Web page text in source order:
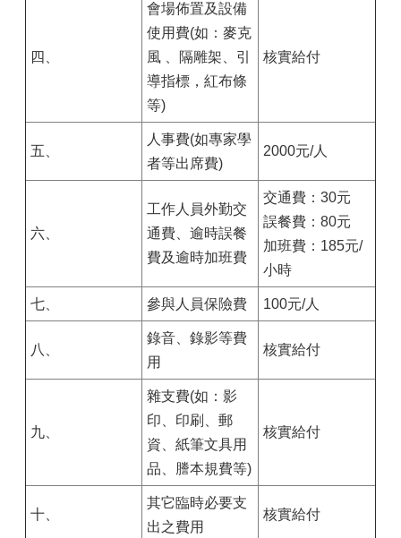
四、
會場佈置及設備
使用費(如：麥克
風 、隔雕架、引
導指標，紅布條
等)
核實給付
五、
人事費(如專家學
者等出席費)
2000元/人
六、
工作人員外勤交
通費、逾時誤餐
費及逾時加班費
交通費：30元
誤餐費：80元
加班費：185元/
小時
七、 參與人員保險費 100元/人
八、
錄音、錄影等費
用
核實給付
九、
雜支費(如：影
印、印刷、郵
資、紙筆文具用
品、謄本規費等)
核實給付
十、
其它臨時必要支
出之費用
核實給付